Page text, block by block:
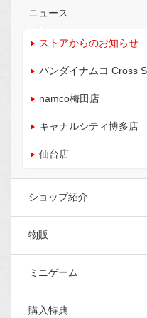
ニュース
ストアからのお知らせ
バンダイナムコ Cross
namco梅田店
キャナルシティ博多店
仙台店
ショップ紹介
物販
ミニゲーム
購入特典